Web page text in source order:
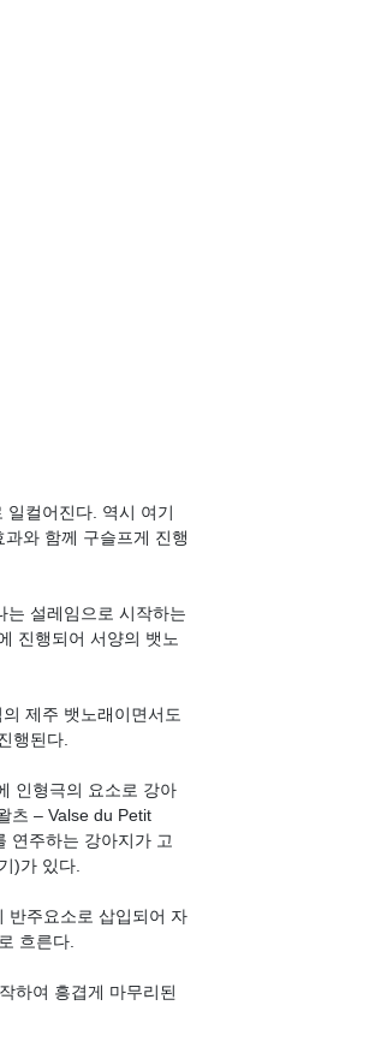
컬어진다. 역시 여기
와 함께 구슬프게 진행
설레임으로 시작하는
진행되어 서양의 뱃노
제주 뱃노래이면서도
행된다.
인형극의 요소로 강아
츠 – Valse du Petit
연주하는 강아지가 고
)가 있다.
반주요소로 삽입되어 자
흐른다.
하여 흥겹게 마무리된